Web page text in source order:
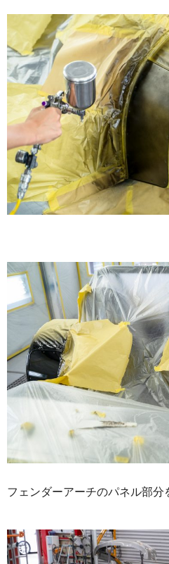
フェンダーアーチのパネル部分